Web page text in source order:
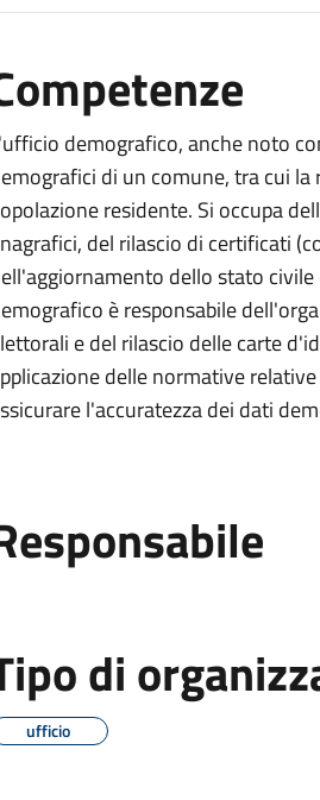
demografico, anche noto
di un comune, tra cui
residente. Si occupa
del rilascio di certificati
dello stato
è responsabile
e del rilascio delle carte
delle normative
l'accuratezza dei dati
di
ufficio